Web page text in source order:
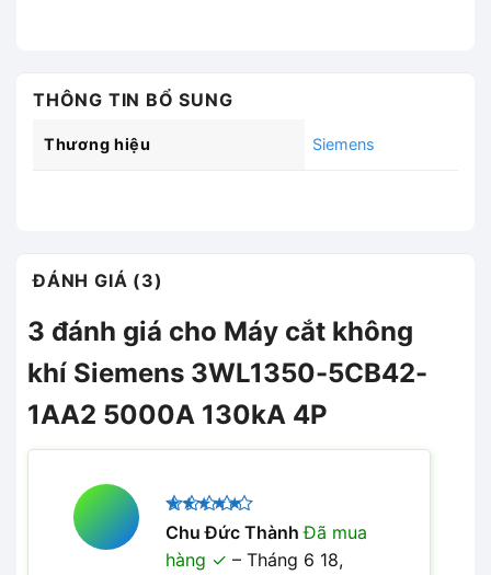
THÔNG TIN BỔ SUNG
Thương hiệu Siemens
ĐÁNH GIÁ (3)
3 đánh giá cho Máy cắt không
khí Siemens 3WL1350-5CB42-
1AA2 5000A 130kA 4P
Được xếp
hạng
5
sao
Chu Đức ThànhĐã mua
hàng
– Tháng 6 18,